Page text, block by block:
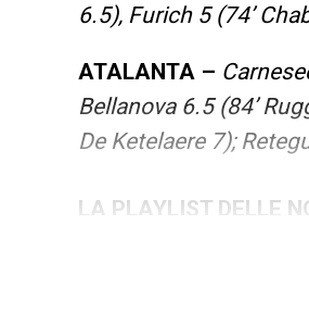
6.5), Furich 5 (74’
ATALANTA –
Bellanova 6.5 (84’
De Ketelaere 7);
LA PLAYLIST DELLE